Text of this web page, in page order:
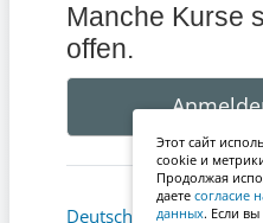
Manche Kurse
offen.
Deutsch ‎(de)‎
Этот сайт
cookie и
Продолжая
даете согласие
данных. Если вы